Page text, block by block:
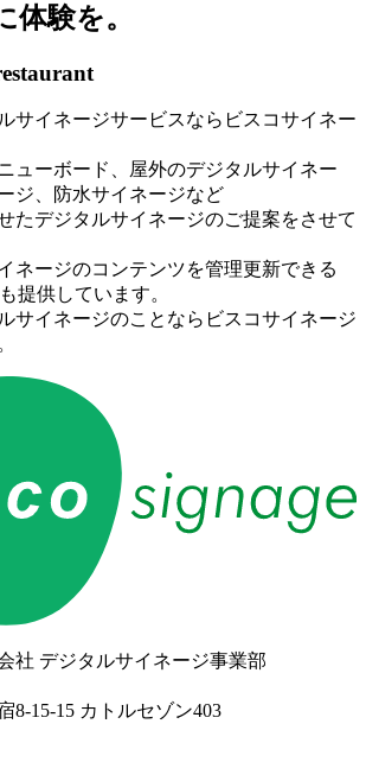
体験を。
サイネージサービスならビスコサイネー
ューボード、屋外のデジタルサイネー
ジ、防水サイネージなど
たデジタルサイネージのご提案をさせて
ネージのコンテンツを管理更新できる
提供しています。
サイネージのことならビスコサイネージ
社 デジタルサイネージ事業部
8-15-15 カトルセゾン403